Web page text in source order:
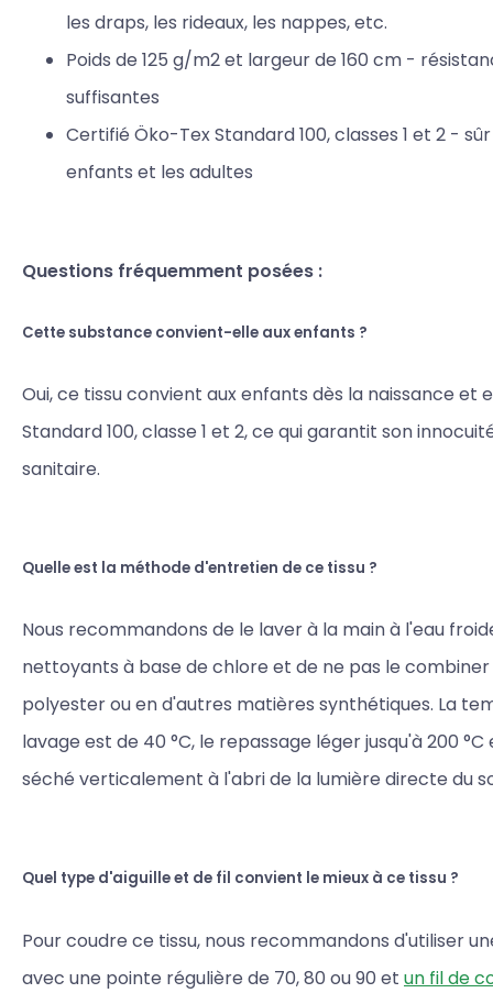
les draps, les rideaux, les nappes, etc.
Poids de 125 g/m2 et largeur de 160 cm -
suffisantes
Certifié Öko-Tex Standard 100, classes 1 et 2 -
enfants et les adultes
Questions fréquemment posées :
Cette substance convient-elle aux enfants ?
Oui, ce tissu convient aux enfants dès la naissance et
Standard 100, classe 1 et 2, ce qui garantit son
sanitaire.
Quelle est la méthode d'entretien de ce tissu ?
Nous recommandons de le laver à la main à l'eau
nettoyants à base de chlore et de ne pas le
polyester ou en d'autres matières synthétiques. La
lavage est de 40 °C, le repassage léger jusqu'à 200
séché verticalement à l'abri de la lumière directe du
Quel type d'aiguille et de fil convient le mieux à ce tissu ?
Pour coudre ce tissu, nous recommandons d'utiliser
avec une pointe régulière de 70, 80 ou 90 et un fil de